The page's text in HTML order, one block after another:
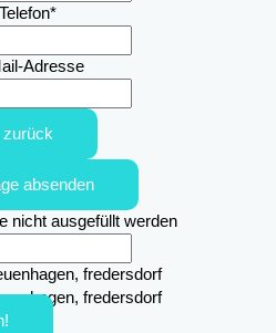
Telefon*
Adresse
zurück
absenden
nicht ausgefüllt werden